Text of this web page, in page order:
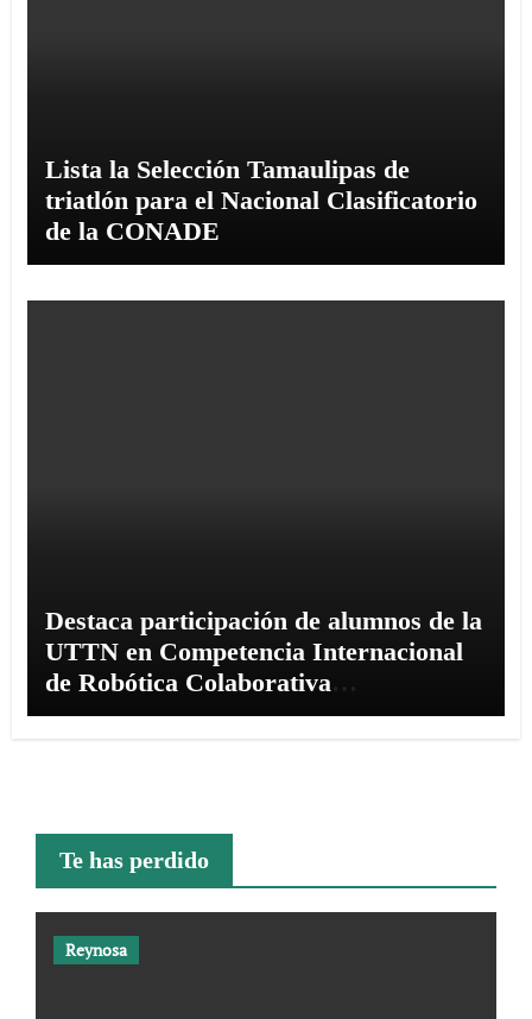
Lista la Selección Tamaulipas de
triatlón para el Nacional Clasificatorio
de la CONADE
Destaca participación de alumnos de la
UTTN en Competencia Internacional
de Robótica Colaborativa
“COBÓTICA 2026”
Te has perdido
Reynosa